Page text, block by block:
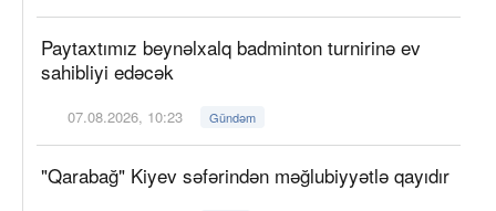
Paytaxtımız beynəlxalq badminton turnirinə ev
sahibliyi edəcək
07.08.2026, 10:23 Gündəm
"Qarabağ" Kiyev səfərindən məğlubiyyətlə qayıdır